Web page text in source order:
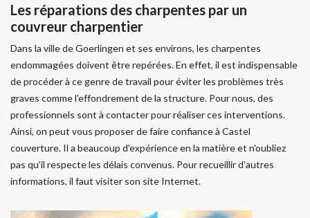
Les réparations des charpentes par un
couvreur charpentier
Dans la ville de Goerlingen et ses environs, les charpentes
endommagées doivent être repérées. En effet, il est indispensable
de procéder à ce genre de travail pour éviter les problèmes très
graves comme l'effondrement de la structure. Pour nous, des
professionnels sont à contacter pour réaliser ces interventions.
Ainsi, on peut vous proposer de faire confiance à Castel
couverture. Il a beaucoup d'expérience en la matière et n'oubliez
pas qu'il respecte les délais convenus. Pour recueillir d'autres
informations, il faut visiter son site Internet.